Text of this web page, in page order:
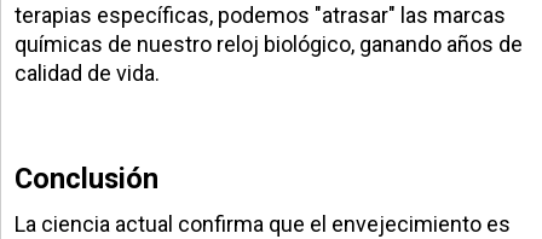
terapias específicas, podemos "atrasar" las marcas
químicas de nuestro reloj biológico, ganando años de
calidad de vida.
Conclusión
La ciencia actual confirma que el envejecimiento es